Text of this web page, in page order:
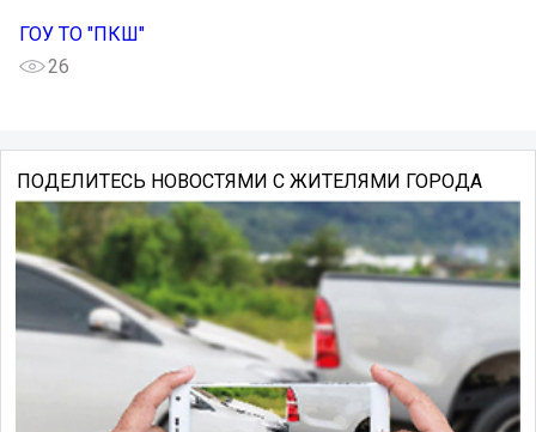
ГОУ ТО "ПКШ"
26
ПОДЕЛИТЕСЬ НОВОСТЯМИ С ЖИТЕЛЯМИ ГОРОДА